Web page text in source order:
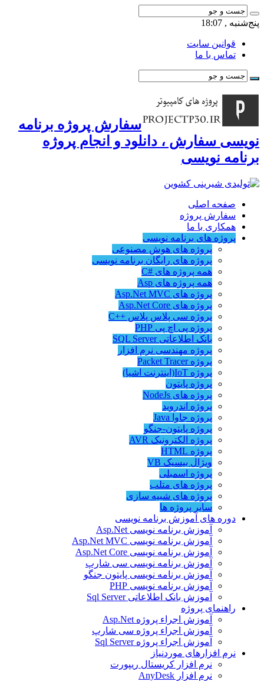
پنج‌شنبه , 18:07
قوانین سایت
تماس با ما
سفارش پروژه برنامه
نویسی سفارش ، دانلود و انجام پروژه
برنامه نویسی
صفحه اصلی
سفارش پروژه
همکاری با ما
پروژه های برنامه نویسی
پروژه های هوش مصنوعی
پروژه های رایگان برنامه نویسی
همه پروژه های #C
همه پروژه های Asp
پروژه های Asp.Net MVC
پروژه های Asp.Net Core
پروژه سی پلاس پلاس ++C
پروژه پی اچ پی PHP
بانک اطلاعاتی SQL Server
پروژه مهندسی نرم افزار
پروژه Packet Tracer
پروژه IoT(اینترنت اشیا)
پروژه پایتون
پروژه های NodeJs
پروژه اندروید
پروژه جاوا Java
پروژه پایتون-جنگو
پروژه الکترونیک AVR
پروژه HTML
ویژال بیسیک VB
پروژه اسمبلی
پروژه های متلب
پروژه های شبیه سازی
سایر پروژه ها
دوره های آموزش برنامه نویسی
آموزش برنامه نویسی Asp.Net
آموزش برنامه نویسی Asp.Net MVC
آموزش برنامه نویسی Asp.Net Core
آموزش برنامه نویسی سی شارپ
آموزش برنامه نویسی پایتون جنگو
آموزش برنامه نویسی PHP
آموزش بانک اطلاعاتی Sql Server
راهنمای پروژه
آموزش اجراء پروژه Asp.Net
آموزش اجراء پروژه سی شارپ
آموزش اجراء پروژه Sql Server
نرم افزارهای موردنیاز
نرم افزار کریستال ریپورت
نرم افزار AnyDesk